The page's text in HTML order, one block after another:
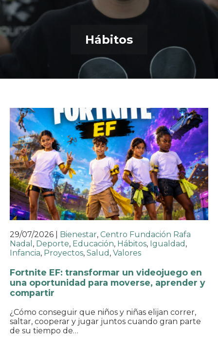
Hábitos
29/07/2026 Bienestar, Centro Fundación Rafa
Nadal , Deporte, Educación, Hábitos, Igualdad ,
Infancia, Proyectos, Salud , Valores
Fortnite EF: transformar un videojuego en
una oportunidad para moverse, aprender y
compartir
¿Cómo conseguir que niños y niñas elijan correr,
saltar, cooperar y jugar juntos cuando gran parte
de su tiempo de…